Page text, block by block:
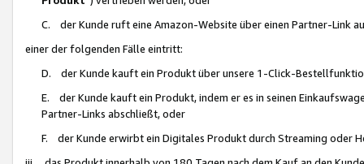
C. der Kunde ruft eine Amazon-Website über einen Partner-Link
einer der folgenden Fälle eintritt:
D. der Kunde kauft ein Produkt über unsere 1-Click-
E. der Kunde kauft ein Produkt, indem er es in seinen
Partner-Links abschließt, oder
F. der Kunde erwirbt ein Digitales Produkt durch Streaming oder